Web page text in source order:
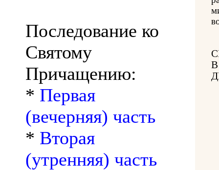
Последование ко
Святому
Причащению:
* Первая
(вечерняя) часть
* Вторая
(утренняя) часть